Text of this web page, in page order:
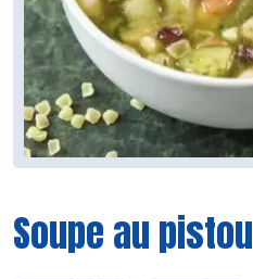
Soupe au pistou